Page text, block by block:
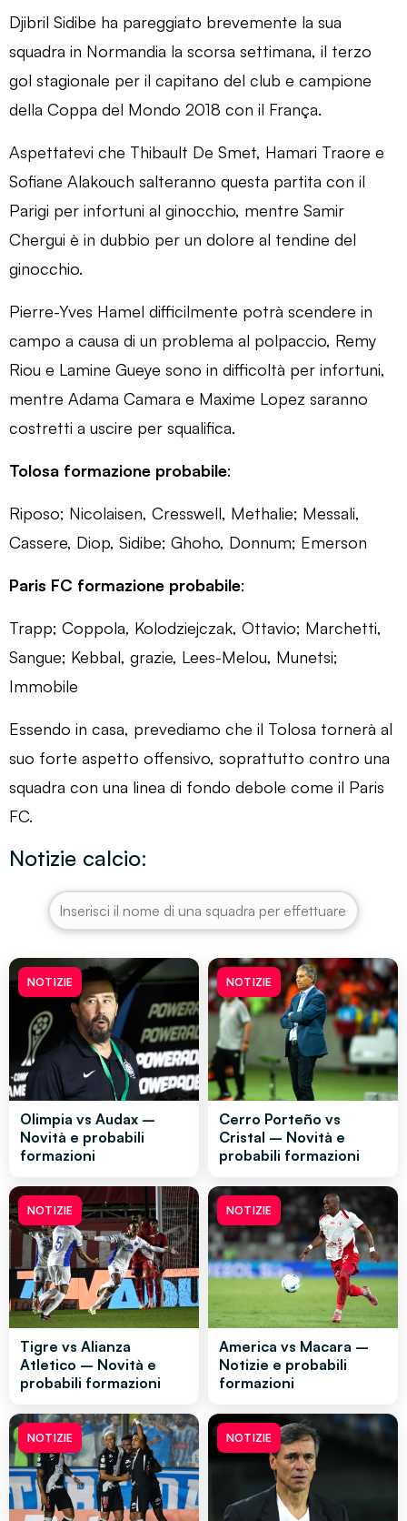
Djibril Sidibe ha pareggiato brevemente la sua
squadra in Normandia la scorsa settimana, il terzo
gol stagionale per il capitano del club e campione
della Coppa del Mondo 2018 con il França.
Aspettatevi che Thibault De Smet, Hamari Traore e
Sofiane Alakouch salteranno questa partita con il
Parigi per infortuni al ginocchio, mentre Samir
Chergui è in dubbio per un dolore al tendine del
ginocchio.
Pierre-Yves Hamel difficilmente potrà scendere in
campo a causa di un problema al polpaccio, Remy
Riou e Lamine Gueye sono in difficoltà per infortuni,
mentre Adama Camara e Maxime Lopez saranno
costretti a uscire per squalifica.
Tolosa formazione probabile:
Riposo; Nicolaisen, Cresswell, Methalie; Messali,
Cassere, Diop, Sidibe; Ghoho, Donnum; Emerson
Paris FC formazione probabile:
Trapp; Coppola, Kolodziejczak, Ottavio; Marchetti,
Sangue; Kebbal, grazie, Lees-Melou, Munetsi;
Immobile
Essendo in casa, prevediamo che il Tolosa tornerà al
suo forte aspetto offensivo, soprattutto contro una
squadra con una linea di fondo debole come il Paris
FC.
Notizie calcio:
NOTIZIE
Olimpia vs Audax –
Novità e probabili
formazioni
NOTIZIE
Cerro Porteño vs
Cristal – Novità e
probabili formazioni
NOTIZIE
Tigre vs Alianza
Atletico – Novità e
probabili formazioni
NOTIZIE
America vs Macara –
Notizie e probabili
formazioni
NOTIZIE NOTIZIE